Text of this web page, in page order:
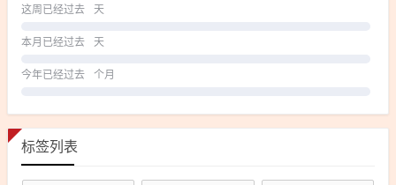
这周已经过去 天
本月已经过去 天
今年已经过去 个月
标签列表